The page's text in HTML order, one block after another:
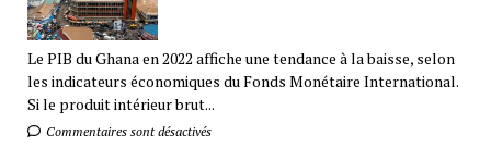
Le PIB du Ghana en 2022 affiche une tendance à la baisse, selon
les indicateurs économiques du Fonds Monétaire International.
Si le produit intérieur brut...
Commentaires sont désactivés